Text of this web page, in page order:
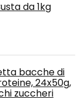
da 1kg
bacche di
24x50g,
zuccheri